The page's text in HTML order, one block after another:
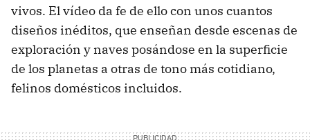
vivos. El vídeo da fe de ello con unos cuantos
diseños inéditos, que enseñan desde escenas de
exploración y naves posándose en la superficie
de los planetas a otras de tono más cotidiano,
felinos domésticos incluidos.